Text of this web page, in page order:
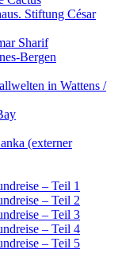
Stiftung César
Sharif
Bergen
in Wattens /
(externer
– Teil 1
– Teil 2
– Teil 3
– Teil 4
– Teil 5